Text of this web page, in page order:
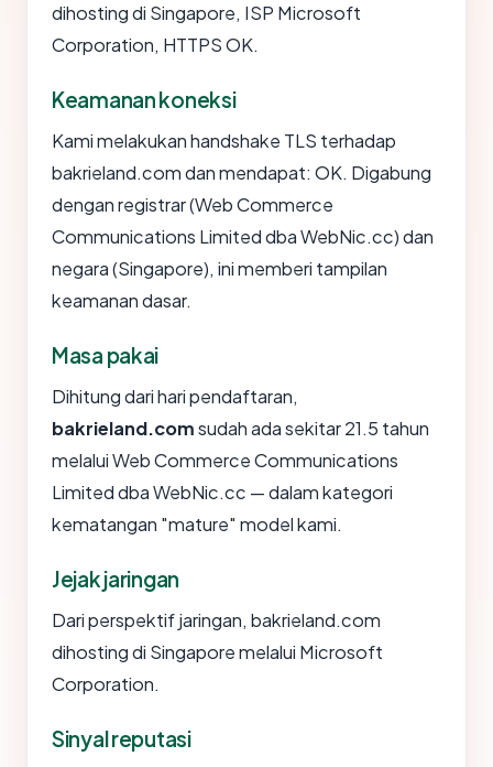
dihosting di Singapore, ISP Microsoft
Corporation, HTTPS OK.
Keamanan koneksi
Kami melakukan handshake TLS terhadap
bakrieland.com dan mendapat: OK. Digabung
dengan registrar (Web Commerce
Communications Limited dba WebNic.cc) dan
negara (Singapore), ini memberi tampilan
keamanan dasar.
Masa pakai
Dihitung dari hari pendaftaran,
bakrieland.comsudah ada sekitar 21.5 tahun
melalui Web Commerce Communications
Limited dba WebNic.cc — dalam kategori
kematangan "mature" model kami.
Jejak jaringan
Dari perspektif jaringan, bakrieland.com
dihosting di Singapore melalui Microsoft
Corporation.
Sinyal reputasi